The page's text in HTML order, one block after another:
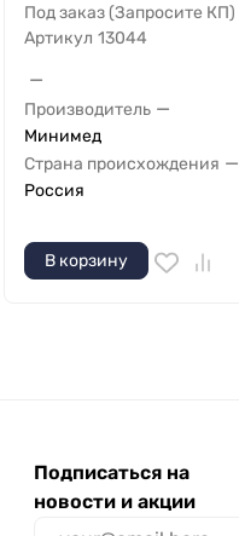
Под заказ (Запросите КП)
Артикул 13044
—
Производитель —
Минимед
Страна происхождения —
Россия
В корзину
Подписаться на
новости и акции